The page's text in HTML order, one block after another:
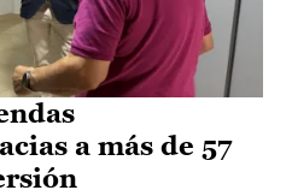
a más de 57